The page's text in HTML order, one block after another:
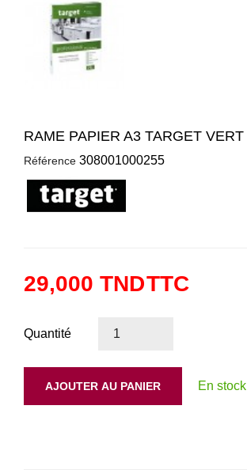
RAME PAPIER A3 TARGET VERT
Référence 308001000255
29,000 TNDTTC
Quantité
AJOUTER AU PANIER En stock